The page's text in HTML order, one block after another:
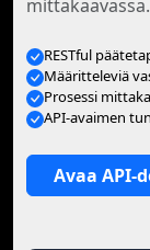
mittakaavassa.
RESTful
Määritteleviä
Prosessi
API-avaimen
Avaa API-